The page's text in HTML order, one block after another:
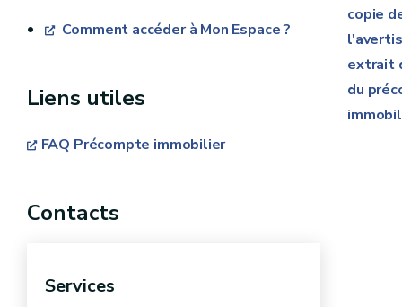
Comment accéder à Mon Espace ?
Liens utiles
FAQ Précompte immobilier
Contacts
Services
copie
extrait
du